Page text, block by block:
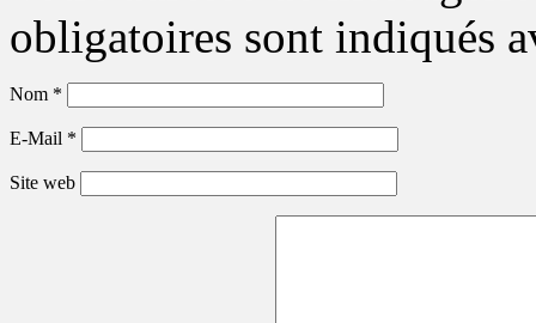
obligatoires sont indiqués
Nom *
E-Mail *
Site web